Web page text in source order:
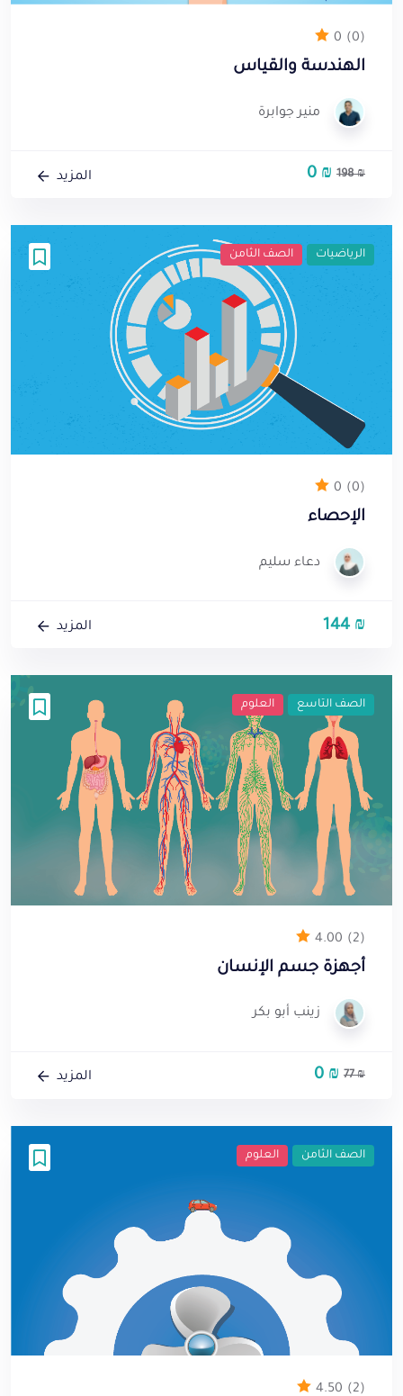
0 (0)
الهندسة والقياس
منير جوابرة
198₪
السعر
هو:
198 ₪.
0₪
السعر
هو:
0 ₪.
المزيد
الرياضيات الصف الثامن
0 (0)
الإحصاء
دعاء سليم
144₪ المزيد
الصف التاسع العلوم
4.00 (2)
أجهزة جسم الإنسان
زينب أبو بكر
77₪
السعر
هو:
77 ₪.
0₪
السعر
هو:
0 ₪.
المزيد
الصف الثامن العلوم
4.50 (2)